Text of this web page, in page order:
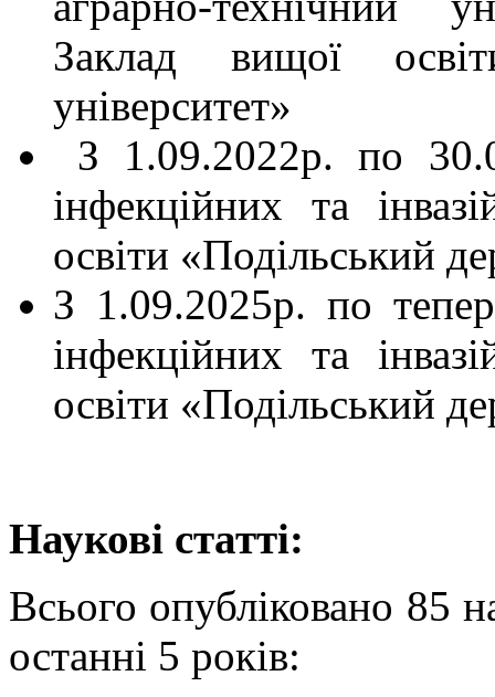
Заклад вищої
університет»
З 1.09.2022р. по
інфекційних та
освіти «Подільський
З 1.09.2025р. по
інфекційних та
освіти «Подільський
Наукові статті:
Всього опубліковано 85
останні 5 років: